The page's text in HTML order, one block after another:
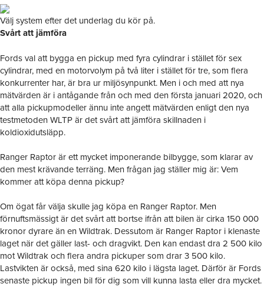
Välj system efter det underlag du kör på.
Svårt att jämföra
Fords val att bygga en pickup med fyra cylindrar i stället för sex
cylindrar, med en motorvolym på två liter i stället för tre, som flera
konkurrenter har, är bra ur miljösynpunkt. Men i och med att nya
mätvärden är i antågande från och med den första januari 2020, och
att alla pickupmodeller ännu inte angett mätvärden enligt den nya
testmetoden WLTP är det svårt att jämföra skillnaden i
koldioxidutsläpp.
Ranger Raptor är ett mycket imponerande bilbygge, som klarar av
den mest krävande terräng. Men frågan jag ställer mig är: Vem
kommer att köpa denna pickup?
Om ögat får välja skulle jag köpa en Ranger Raptor. Men
förnuftsmässigt är det svårt att bortse ifrån att bilen är cirka 150 000
kronor dyrare än en Wildtrak. Dessutom är Ranger Raptor i klenaste
laget när det gäller last- och dragvikt. Den kan endast dra 2 500 kilo
mot Wildtrak och flera andra pickuper som drar 3 500 kilo.
Lastvikten är också, med sina 620 kilo i lägsta laget. Därför är Fords
senaste pickup ingen bil för dig som vill kunna lasta eller dra mycket.